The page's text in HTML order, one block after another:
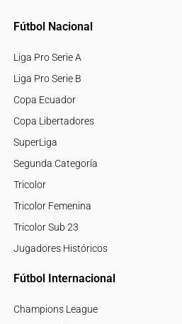
Fútbol Nacional
Liga Pro Serie A
Liga Pro Serie B
Copa Ecuador
Copa Libertadores
SuperLiga
Segunda Categoría
Tricolor
Tricolor Femenina
Tricolor Sub 23
Jugadores Históricos
Fútbol Internacional
Champions League